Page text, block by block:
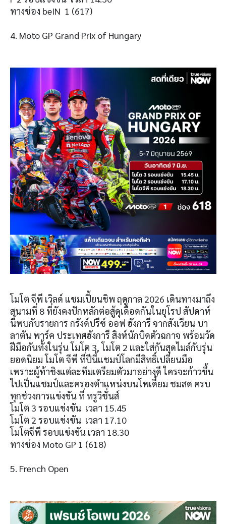
ทางช่อง beIN 1 (617)
4. Moto GP Grand Prix of Hungary
โมโต จีพี เวิลด์ แชมเปี้ยนชิพ ฤดูกาล 2026 เดินทางมาถึง
สนามที่ 8 ที่ยังคงปักหลักต่อสู้ดุเดือดกันในยุโรป สัปดาห์
นี้พบกับรายการ กรังด์ปรีซ์ ออฟ ฮังการี จากสังเวียน บา
ลาตัน พาร์ค ประเทศฮังการี สิงห์นักบิดตัวฉกาจ พร้อมวัด
ฝีมือกันทั้งในรุ่น โมโต 3, โมโต 2 และใส่กันสุดไมล์กับรุ่น
ยอดนิยม โมโต จีพี ที่ปีนี้แชมป์โลกมีสิทธิ์เปลี่ยนมือ
เพราะผู้ท้าชิงแต่ละทีมเตรียมตัวมาอย่างดี ใครจะก้าวขึ้น
ไปเป็นแชมป์และครองตำแหน่งบนโพเดี้ยม ชมสด ครบ
ทุกช่วงการแข่งขัน ที่ ทรูวิชั่นส์
โมโต 3 รอบแข่งขัน เวลา 15.45
โมโต 2 รอบแข่งขัน เวลา 17.10
โมโตจีพี รอบแข่งขัน เวลา 18.30
ทางช่อง Moto GP 1 (618)
5. French Open